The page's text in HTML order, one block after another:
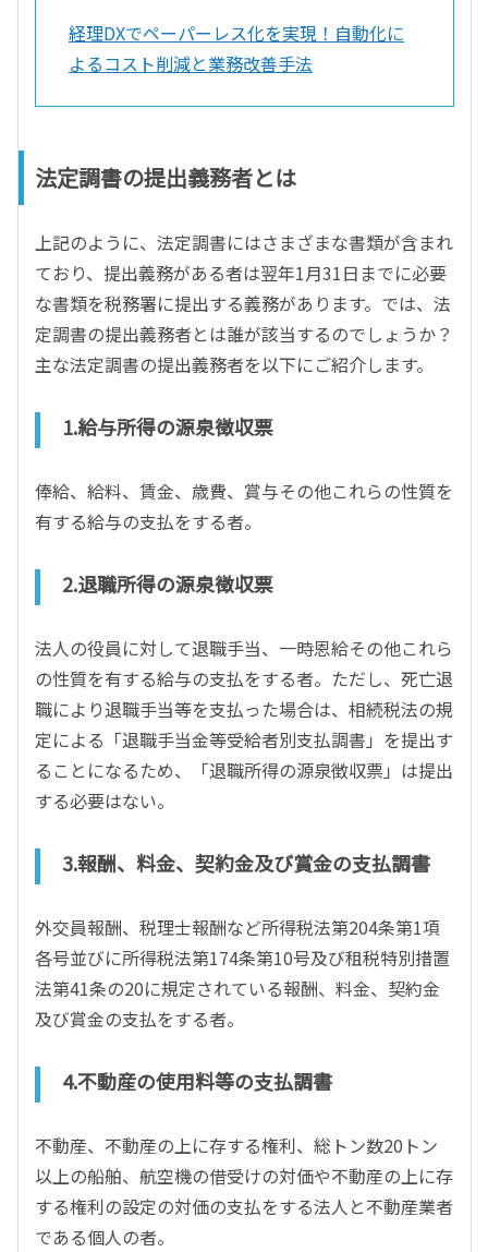
経理DXでペーパーレス化を実現！自動化に
よるコスト削減と業務改善手法
法定調書の提出義務者とは
上記のように、法定調書にはさまざまな書類が含まれ
ており、提出義務がある者は翌年1月31日までに必要
な書類を税務署に提出する義務があります。では、法
定調書の提出義務者とは誰が該当するのでしょうか？
主な法定調書の提出義務者を以下にご紹介します。
1.給与所得の源泉徴収票
俸給、給料、賃金、歳費、賞与その他これらの性質を
有する給与の支払をする者。
2.退職所得の源泉徴収票
法人の役員に対して退職手当、一時恩給その他これら
の性質を有する給与の支払をする者。ただし、死亡退
職により退職手当等を支払った場合は、相続税法の規
定による「退職手当金等受給者別支払調書」を提出す
ることになるため、「退職所得の源泉徴収票」は提出
する必要はない。
3.報酬、料金、契約金及び賞金の支払調書
外交員報酬、税理士報酬など所得税法第204条第1項
各号並びに所得税法第174条第10号及び租税特別措置
法第41条の20に規定されている報酬、料金、契約金
及び賞金の支払をする者。
4.不動産の使用料等の支払調書
不動産、不動産の上に存する権利、総トン数20トン
以上の船舶、航空機の借受けの対価や不動産の上に存
する権利の設定の対価の支払をする法人と不動産業者
である個人の者。